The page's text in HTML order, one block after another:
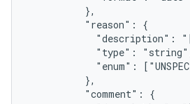
          },
          "reason": {
"description":
"type":
"enum":
          },
          "comment": {